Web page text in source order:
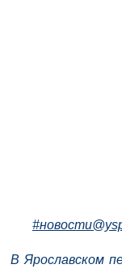
В Ярославском